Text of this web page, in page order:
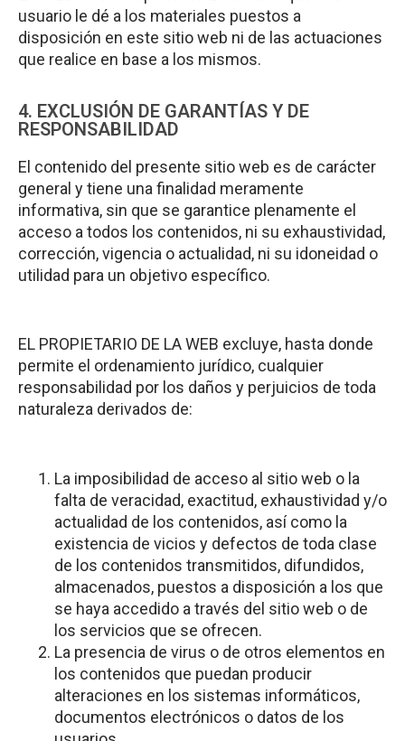
usuario le dé a los materiales puestos a
disposición en este sitio web ni de las actuaciones
que realice en base a los mismos.
4. EXCLUSIÓN DE GARANTÍAS Y DE
RESPONSABILIDAD
El contenido del presente sitio web es de carácter
general y tiene una finalidad meramente
informativa, sin que se garantice plenamente el
acceso a todos los contenidos, ni su exhaustividad,
corrección, vigencia o actualidad, ni su idoneidad o
utilidad para un objetivo específico.
EL PROPIETARIO DE LA WEB excluye, hasta donde
permite el ordenamiento jurídico, cualquier
responsabilidad por los daños y perjuicios de toda
naturaleza derivados de:
La imposibilidad de acceso al sitio web o la
falta de veracidad, exactitud, exhaustividad y/o
actualidad de los contenidos, así como la
existencia de vicios y defectos de toda clase
de los contenidos transmitidos, difundidos,
almacenados, puestos a disposición a los que
se haya accedido a través del sitio web o de
los servicios que se ofrecen.
La presencia de virus o de otros elementos en
los contenidos que puedan producir
alteraciones en los sistemas informáticos,
documentos electrónicos o datos de los